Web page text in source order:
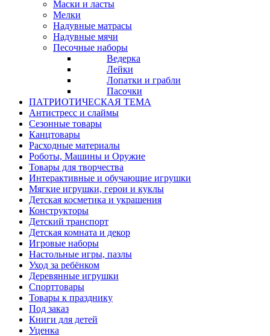
Маски и ласты
Мелки
Надувные матрасы
Надувные мячи
Песочные наборы
Ведерка
Лейки
Лопатки и грабли
Пасочки
ПАТРИОТИЧЕСКАЯ ТЕМА
Антистресс и слаймы
Сезонные товары
Канцтовары
Расходные материалы
Роботы, Машины и Оружие
Товары для творчества
Интерактивные и обучающие игрушки
Мягкие игрушки, герои и куклы
Детская косметика и украшения
Конструкторы
Детский транспорт
Детская комната и декор
Игровые наборы
Настольные игры, пазлы
Уход за ребёнком
Деревянные игрушки
Спорттовары
Товары к празднику
Под заказ
Книги для детей
Уценка